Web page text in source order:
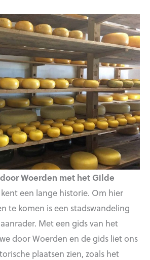
Woerden met het Gilde
een lange historie. Om hier
te komen is een stadswandeling
Met een gids van het
door Woerden en de gids liet ons
plaatsen zien, zoals het